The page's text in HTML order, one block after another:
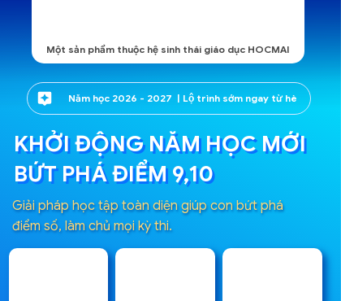
Giải pháp học tập toàn diện giúp con bứt phá
điểm số, làm chủ mọi kỳ thi.
Một sản phẩm thuộc hệ sinh thái giáo dục HOCMAI
KHỞI ĐỘNG NĂM HỌC MỚI
BỨT PHÁ ĐIỂM 9,10
Năm học 2026 - 2027 | Lộ trình sớm ngay từ hè